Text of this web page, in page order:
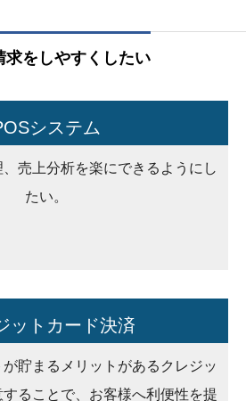
求をしやすくしたい
システム
売上分析を楽にできるようにし
たい。
ットカード決済
貯まるメリットがあるクレジッ
することで、お客様へ利便性を提